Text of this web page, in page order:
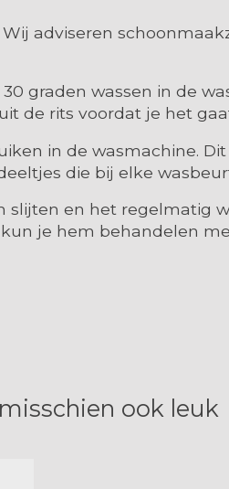
adviseren
graden wassen in de
de rits voordat je het
in de wasmachine.
die bij elke
en het regelmatig
je hem behandelen
ook leuk